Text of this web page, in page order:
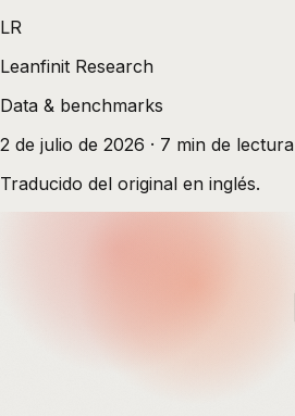
LR
Leanfinit Research
Data & benchmarks
2 de julio de 2026 · 7 min de lectura
Traducido del original en inglés.